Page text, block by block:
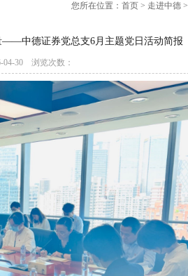
您所在位置： 首页 > 走进中德 >
——中德证券党总支6月主题党日活动简报
04-30 浏览次数：